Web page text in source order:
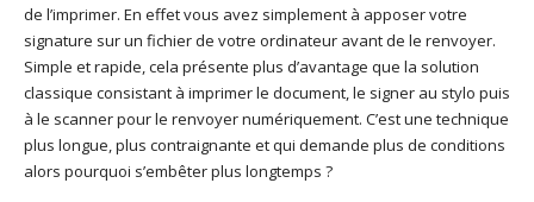
de l’imprimer. En effet vous avez simplement à apposer votre
signature sur un fichier de votre ordinateur avant de le renvoyer.
Simple et rapide, cela présente plus d’avantage que la solution
classique consistant à imprimer le document, le signer au stylo puis
à le scanner pour le renvoyer numériquement. C’est une technique
plus longue, plus contraignante et qui demande plus de conditions
alors pourquoi s’embêter plus longtemps ?